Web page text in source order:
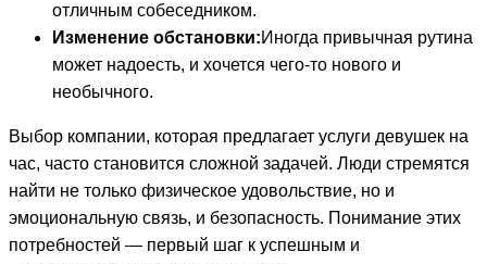
отличным собеседником.
Изменение обстановки:Иногда привычная рутина
может надоесть, и хочется чего-то нового и
необычного.
Выбор компании, которая предлагает услуги девушек на
час, часто становится сложной задачей. Люди стремятся
найти не только физическое удовольствие, но и
эмоциональную связь, и безопасность. Понимание этих
потребностей — первый шаг к успешным и